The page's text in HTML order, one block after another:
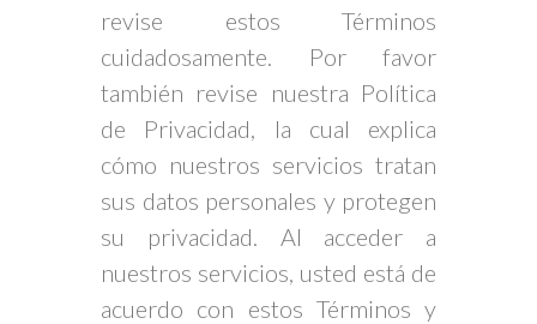
revise estos Términos
cuidadosamente. Por favor
también revise nuestra Política
de Privacidad, la cual explica
cómo nuestros servicios tratan
sus datos personales y protegen
su privacidad. Al acceder a
nuestros servicios, usted está de
acuerdo con estos Términos y